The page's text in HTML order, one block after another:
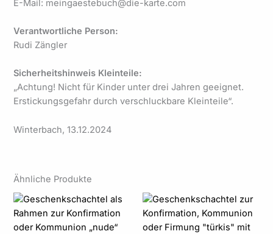
E-Mail: meingaestebuch@die-karte.com
Verantwortliche Person:
Rudi Zängler
Sicherheitshinweis Kleinteile:
„Achtung! Nicht für Kinder unter drei Jahren geeignet.
Erstickungsgefahr durch verschluckbare Kleinteile“.
Winterbach, 13.12.2024
Ähnliche Produkte
Preisspanne:
23,95 €
bis
24,95 €
Preisspanne:
15,99 €
bis
16,99 €